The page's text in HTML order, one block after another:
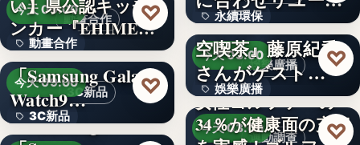
4.1
動畫合作
今天 09:00
動畫合作
108
い】県公認キッチ
ンカー『EHIMEみ
きゃん…
♡
3C新品
今天 09:00
3C新品
＜OPEN＞
「Samsung Galaxy
Watch9…
♡
＜Samsung＞
永續環保
文字
文化の普及…
娛樂廣播
今天 03:00
娛樂廣播
文字
interfm『Runeの星
空喫茶』藤原紀香
さんがゲスト…
♡
運動調查
今天 03:00
女性ゴルファーの
34％が健康面の充実
♡